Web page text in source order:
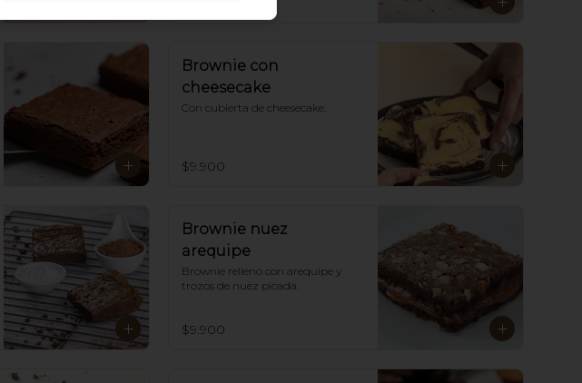
Brownie con
cheesecake
Con cubierta de cheesecake.
$9.900
Brownie nuez
arequipe
Brownie relleno con arequipe y
trozos de nuez picada.
$9.900